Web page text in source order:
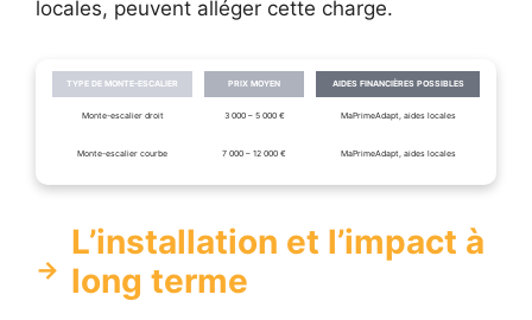
locales, peuvent alléger cette charge.
TYPE DE MONTE-ESCALIER PRIX MOYEN AIDES FINANCIÈRES POSSIBLES
Monte-escalier droit 3 000 – 5 000 € MaPrimeAdapt, aides locales
Monte-escalier courbe 7 000 – 12 000 € MaPrimeAdapt, aides locales
L’installation et l’impact à
long terme